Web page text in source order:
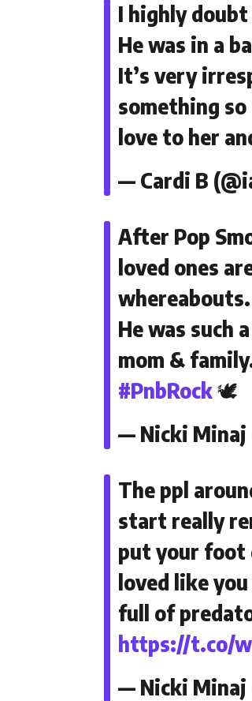
I highly doubt
He was in a
It’s very
something
love to her
— Cardi B
After Pop
loved ones
He was such
mom &
#PnbRock🕊
— Nicki Minaj
The ppl
start really
put your foot
loved like
full of
https://t.co/
— Nicki Minaj